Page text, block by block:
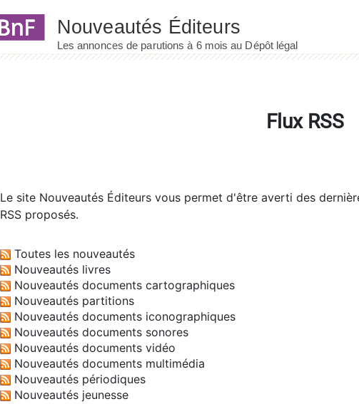
Flux RSS
Le site Nouveautés Éditeurs vous permet d'être averti des
RSS proposés.
Toutes les nouveautés
Nouveautés livres
Nouveautés documents cartographiques
Nouveautés partitions
Nouveautés documents iconographiques
Nouveautés documents sonores
Nouveautés documents vidéo
Nouveautés documents multimédia
Nouveautés périodiques
Nouveautés jeunesse